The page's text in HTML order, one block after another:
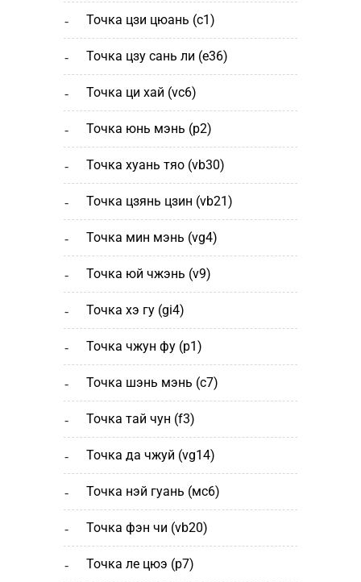
точка цзи цюань (с1)
точка цзу сань ли (e36)
точка ци хай (vc6)
точка юнь мэнь (р2)
точка хуань тяо (vb30)
точка цзянь цзин (vb21)
точка мин мэнь (vg4)
точка юй чжэнь (v9)
точка хэ гу (gi4)
точка чжун фу (p1)
точка шэнь мэнь (с7)
точка тай чун (f3)
точка да чжуй (vg14)
точка нэй гуань (мс6)
точка фэн чи (vb20)
точка ле цюэ (р7)